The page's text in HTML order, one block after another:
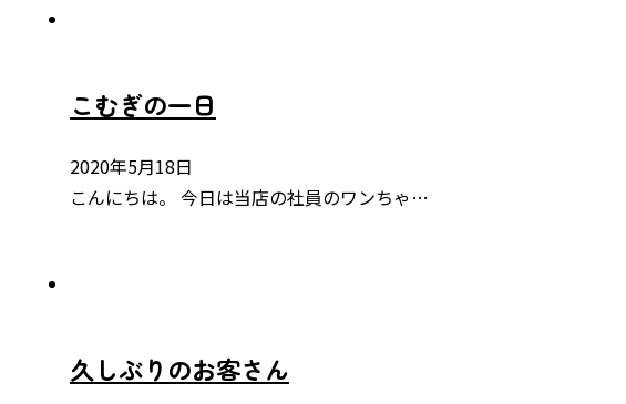
こむぎの一日
2020年5月18日
こんにちは。 今日は当店の社員のワンちゃ…
久しぶりのお客さん